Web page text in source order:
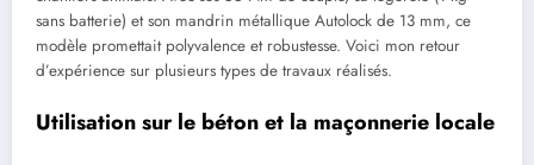
sans batterie) et son mandrin métallique Autolock de 13 mm, ce
modèle promettait polyvalence et robustesse. Voici mon retour
d’expérience sur plusieurs types de travaux réalisés.
Utilisation sur le béton et la maçonnerie locale